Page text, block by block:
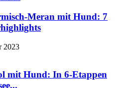
Meran mit Hund: 7
2023
mit Hund: In 6-Etappen